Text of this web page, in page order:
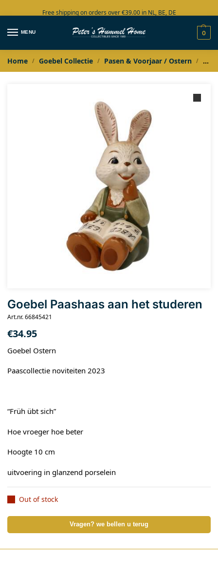
Free shipping on orders over €39.00 in NL, BE, DE
Large collection in stock
MENU 0
Home / Goebel Collectie / Pasen & Voorjaar / Ostern /
Goebel Paashaas aan het studeren
Art.nr. 66845421
€34.95
Goebel Ostern
Paascollectie noviteiten 2023
“Früh übt sich”
Hoe vroeger hoe beter
Hoogte 10 cm
uitvoering in glanzend porselein
Out of stock
Vragen? we bellen u terug